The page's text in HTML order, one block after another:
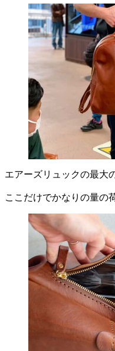
エアーズリュックの最大
ここだけでかなりの量の